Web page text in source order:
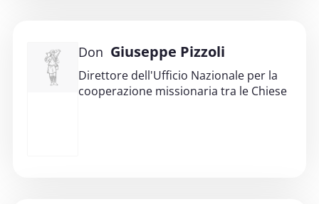
Don Giuseppe Pizzoli
Direttore dell'Ufficio Nazionale per la
cooperazione missionaria tra le Chiese